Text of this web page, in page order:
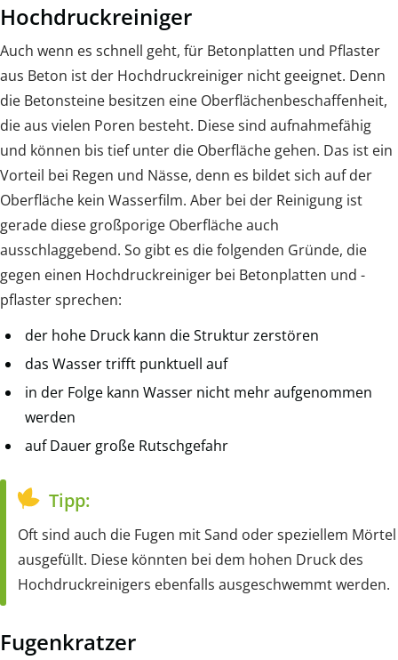
Hochdruckreiniger
Auch wenn es schnell geht, für Betonplatten und Pflaster
aus Beton ist der Hochdruckreiniger nicht geeignet. Denn
die Betonsteine besitzen eine Oberflächenbeschaffenheit,
die aus vielen Poren besteht. Diese sind aufnahmefähig
und können bis tief unter die Oberfläche gehen. Das ist ein
Vorteil bei Regen und Nässe, denn es bildet sich auf der
Oberfläche kein Wasserfilm. Aber bei der Reinigung ist
gerade diese großporige Oberfläche auch
ausschlaggebend. So gibt es die folgenden Gründe, die
gegen einen Hochdruckreiniger bei Betonplatten und -
pflaster sprechen:
der hohe Druck kann die Struktur zerstören
das Wasser trifft punktuell auf
in der Folge kann Wasser nicht mehr aufgenommen
werden
auf Dauer große Rutschgefahr
Tipp:
Oft sind auch die Fugen mit Sand oder speziellem Mörtel
ausgefüllt. Diese könnten bei dem hohen Druck des
Hochdruckreinigers ebenfalls ausgeschwemmt werden.
Fugenkratzer